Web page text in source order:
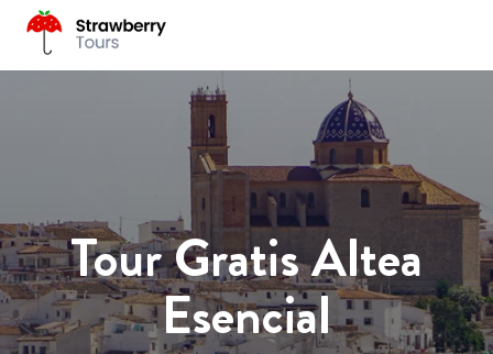
Tour Gratis Altea
Esencial